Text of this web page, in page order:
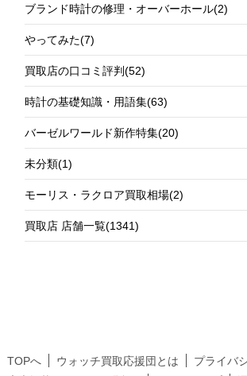
ブランド時計の修理・オーバーホール(2)
やってみた(7)
買取店の口コミ評判(52)
時計の基礎知識・用語集(63)
バーゼルワールド新作特集(20)
未分類(1)
モーリス・ラクロア買取相場(2)
買取店 店舗一覧(1341)
TOPへ ウォッチ買取応援団とは
プライバ